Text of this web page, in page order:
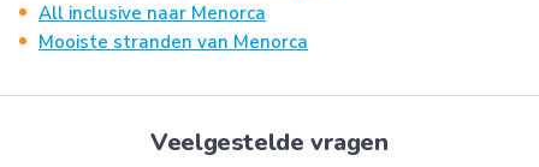
All inclusive naar Menorca
Mooiste stranden van Menorca
Veelgestelde vragen